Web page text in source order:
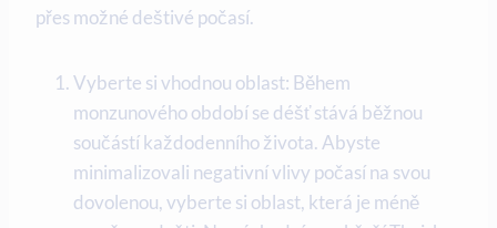
přes možné deštivé počasí.
Vyberte si vhodnou oblast: Během
monzunového období se déšť stává běžnou
součástí každodenního života. Abyste
minimalizovali negativní vlivy počasí na svou
dovolenou, vyberte si oblast, která je méně